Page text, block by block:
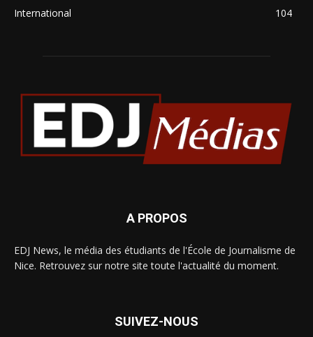
International
104
A PROPOS
EDJ News, le média des étudiants de l'École de Journalisme de
Nice. Retrouvez sur notre site toute l'actualité du moment.
SUIVEZ-NOUS